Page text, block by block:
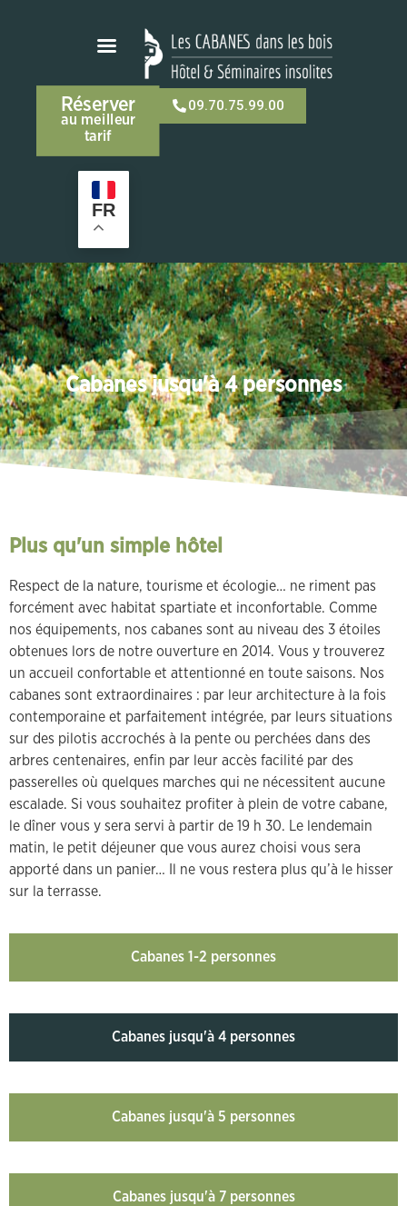
Réserver
au meilleur
tarif
09.70.75.99.00
FR
Cabanes jusqu'à 4 personnes
Plus qu'un simple hôtel
Respect de la nature, tourisme et écologie… ne riment pas
forcément avec habitat spartiate et inconfortable. Comme
nos équipements, nos cabanes sont au niveau des 3 étoiles
obtenues lors de notre ouverture en 2014. Vous y trouverez
un accueil confortable et attentionné en toute saisons. Nos
cabanes sont extraordinaires : par leur architecture à la fois
contemporaine et parfaitement intégrée, par leurs situations
sur des pilotis accrochés à la pente ou perchées dans des
arbres centenaires, enfin par leur accès facilité par des
passerelles où quelques marches qui ne nécessitent aucune
escalade. Si vous souhaitez profiter à plein de votre cabane,
le dîner vous y sera servi à partir de 19 h 30. Le lendemain
matin, le petit déjeuner que vous aurez choisi vous sera
apporté dans un panier… Il ne vous restera plus qu’à le hisser
sur la terrasse.
Cabanes 1-2 personnes
Cabanes jusqu'à 4 personnes
Cabanes jusqu'à 5 personnes
Cabanes jusqu'à 7 personnes